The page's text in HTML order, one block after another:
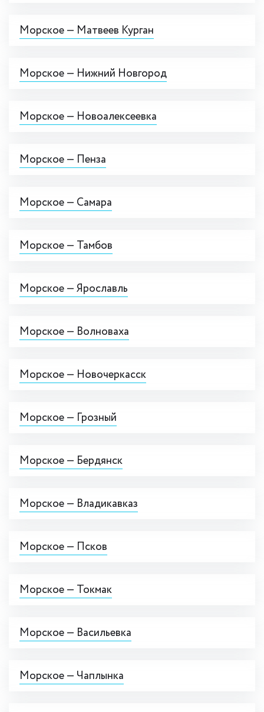
Морское — Матвеев Курган
Морское — Нижний Новгород
Морское — Новоалексеевка
Морское — Пенза
Морское — Самара
Морское — Тамбов
Морское — Ярославль
Морское — Волноваха
Морское — Новочеркасск
Морское — Грозный
Морское — Бердянск
Морское — Владикавказ
Морское — Псков
Морское — Токмак
Морское — Васильевка
Морское — Чаплынка